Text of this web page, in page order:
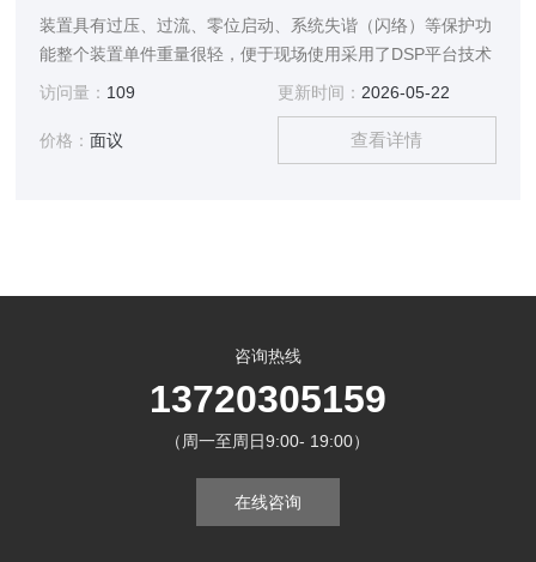
装置具有过压、过流、零位启动、系统失谐（闪络）等保护功
能整个装置单件重量很轻，便于现场使用采用了DSP平台技术
访问量： 109 更新时间： 2026-05-22
价格：面议 查看详情
咨询热线
13720305159
（周一至周日9:00- 19:00）
在线咨询